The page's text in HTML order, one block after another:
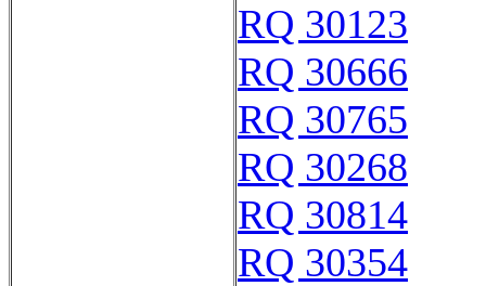
RQ 30123
RQ 30666
RQ 30765
RQ 30268
RQ 30814
RQ 30354